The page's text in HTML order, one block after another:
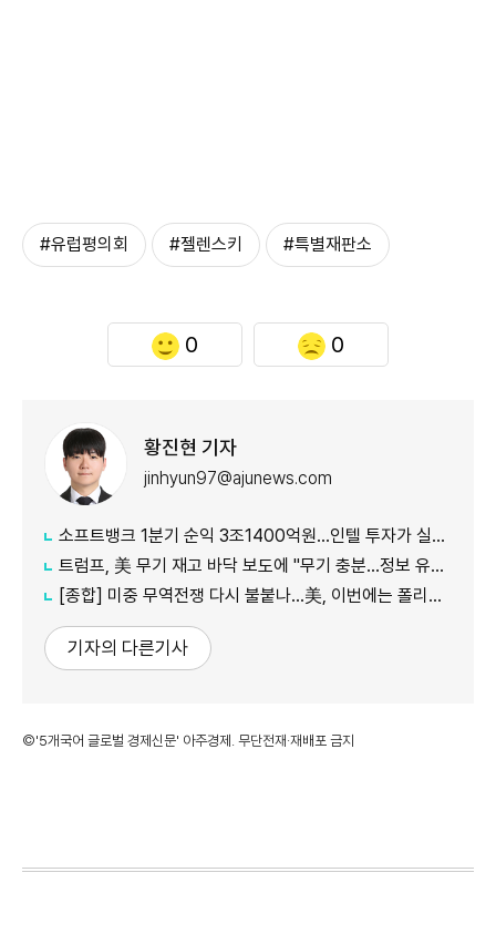
#유럽평의회 #젤렌스키 #특별재판소
0 0
황진현 기자
jinhyun97@ajunews.com
소프트뱅크 1분기 순익 3조1400억원…인텔 투자가 실적 견인
트럼프, 美 무기 재고 바닥 보도에 "무기 충분…정보 유출자에 장기형"
[종합] 미중 무역전쟁 다시 불붙나…美, 이번에는 폴리실리콘 관세 15% 추진
기자의 다른기사
©'5개국어 글로벌 경제신문' 아주경제. 무단전재·재배포 금지